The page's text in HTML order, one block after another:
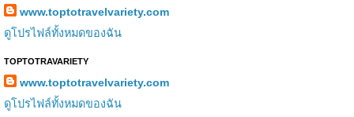
www.toptotravelvariety.com
ดูโปรไฟล์ทั้งหมดของฉัน
TOPTOTRAVARIETY
www.toptotravelvariety.com
ดูโปรไฟล์ทั้งหมดของฉัน